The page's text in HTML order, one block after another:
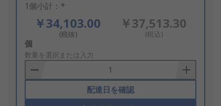
1個小計：*
￥34,103.00
(税抜)
￥37,513.30
(税込)
Add
to
Basket
個
数量を選択または入力
配達日を確認